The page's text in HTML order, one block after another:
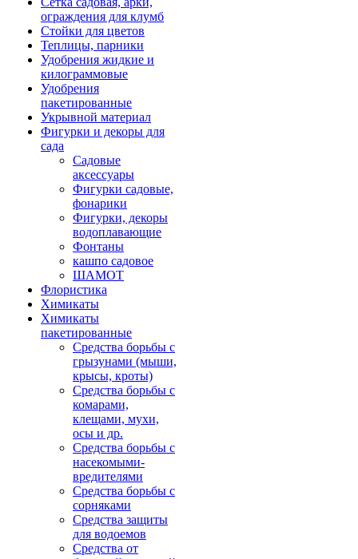
ограждения для клумб
Стойки для цветов
Теплицы, парники
Удобрения жидкие и
килограммовые
Удобрения
пакетированные
Укрывной материал
Фигурки и декоры для
сада
Садовые
аксессуары
Фигурки садовые,
фонарики
Фигурки, декоры
водоплавающие
Фонтаны
кашпо садовое
ШАМОТ
Флористика
Химикаты
Химикаты
пакетированные
Средства борьбы с
грызунами (мыши,
крысы, кроты)
Средства борьбы с
комарами,
клещами, мухи,
осы и др.
Средства борьбы с
насекомыми-
вредителями
Средства борьбы с
сорняками
Средства защиты
для водоемов
Средства от